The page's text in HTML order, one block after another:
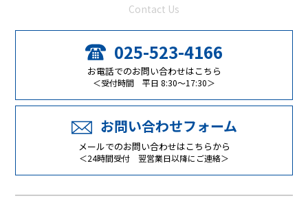
Contact Us
025-523-4166
お電話でのお問い合わせはこちら
＜受付時間 平日 8:30～17:30＞
お問い合わせフォーム
メールでのお問い合わせはこちらから
＜24時間受付 翌営業日以降にご連絡＞